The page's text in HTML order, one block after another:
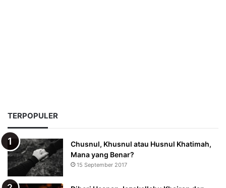
TERPOPULER
Chusnul, Khusnul atau Husnul Khatimah,
Mana yang Benar?
15 September 2017